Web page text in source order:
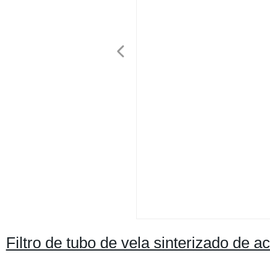
Filtro de tubo de vela sinterizado de